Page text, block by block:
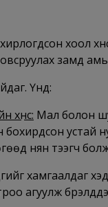
хоол
замд
Үүнд:
хүнс: Мал болон
устай
нян тээгч
хамгаалдаг
агуулж